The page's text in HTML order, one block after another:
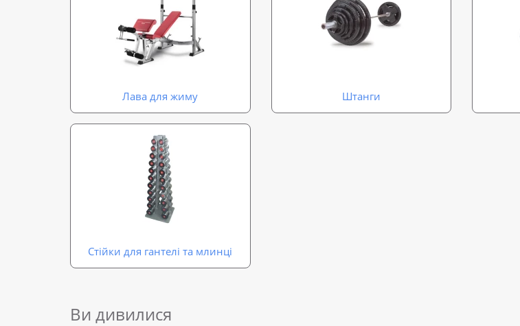
Лава для жиму Штанги
Стійки для гантелі та млинці
Ви дивилися